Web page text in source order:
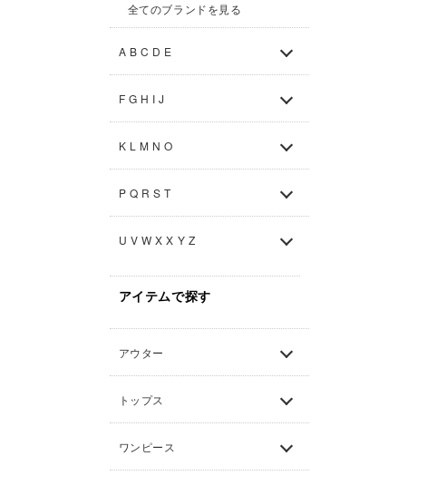
全てのブランドを見る
A B C D E
F G H I J
K L M N O
P Q R S T
U V W X X Y Z
アイテムで探す
アウター
トップス
ワンピース